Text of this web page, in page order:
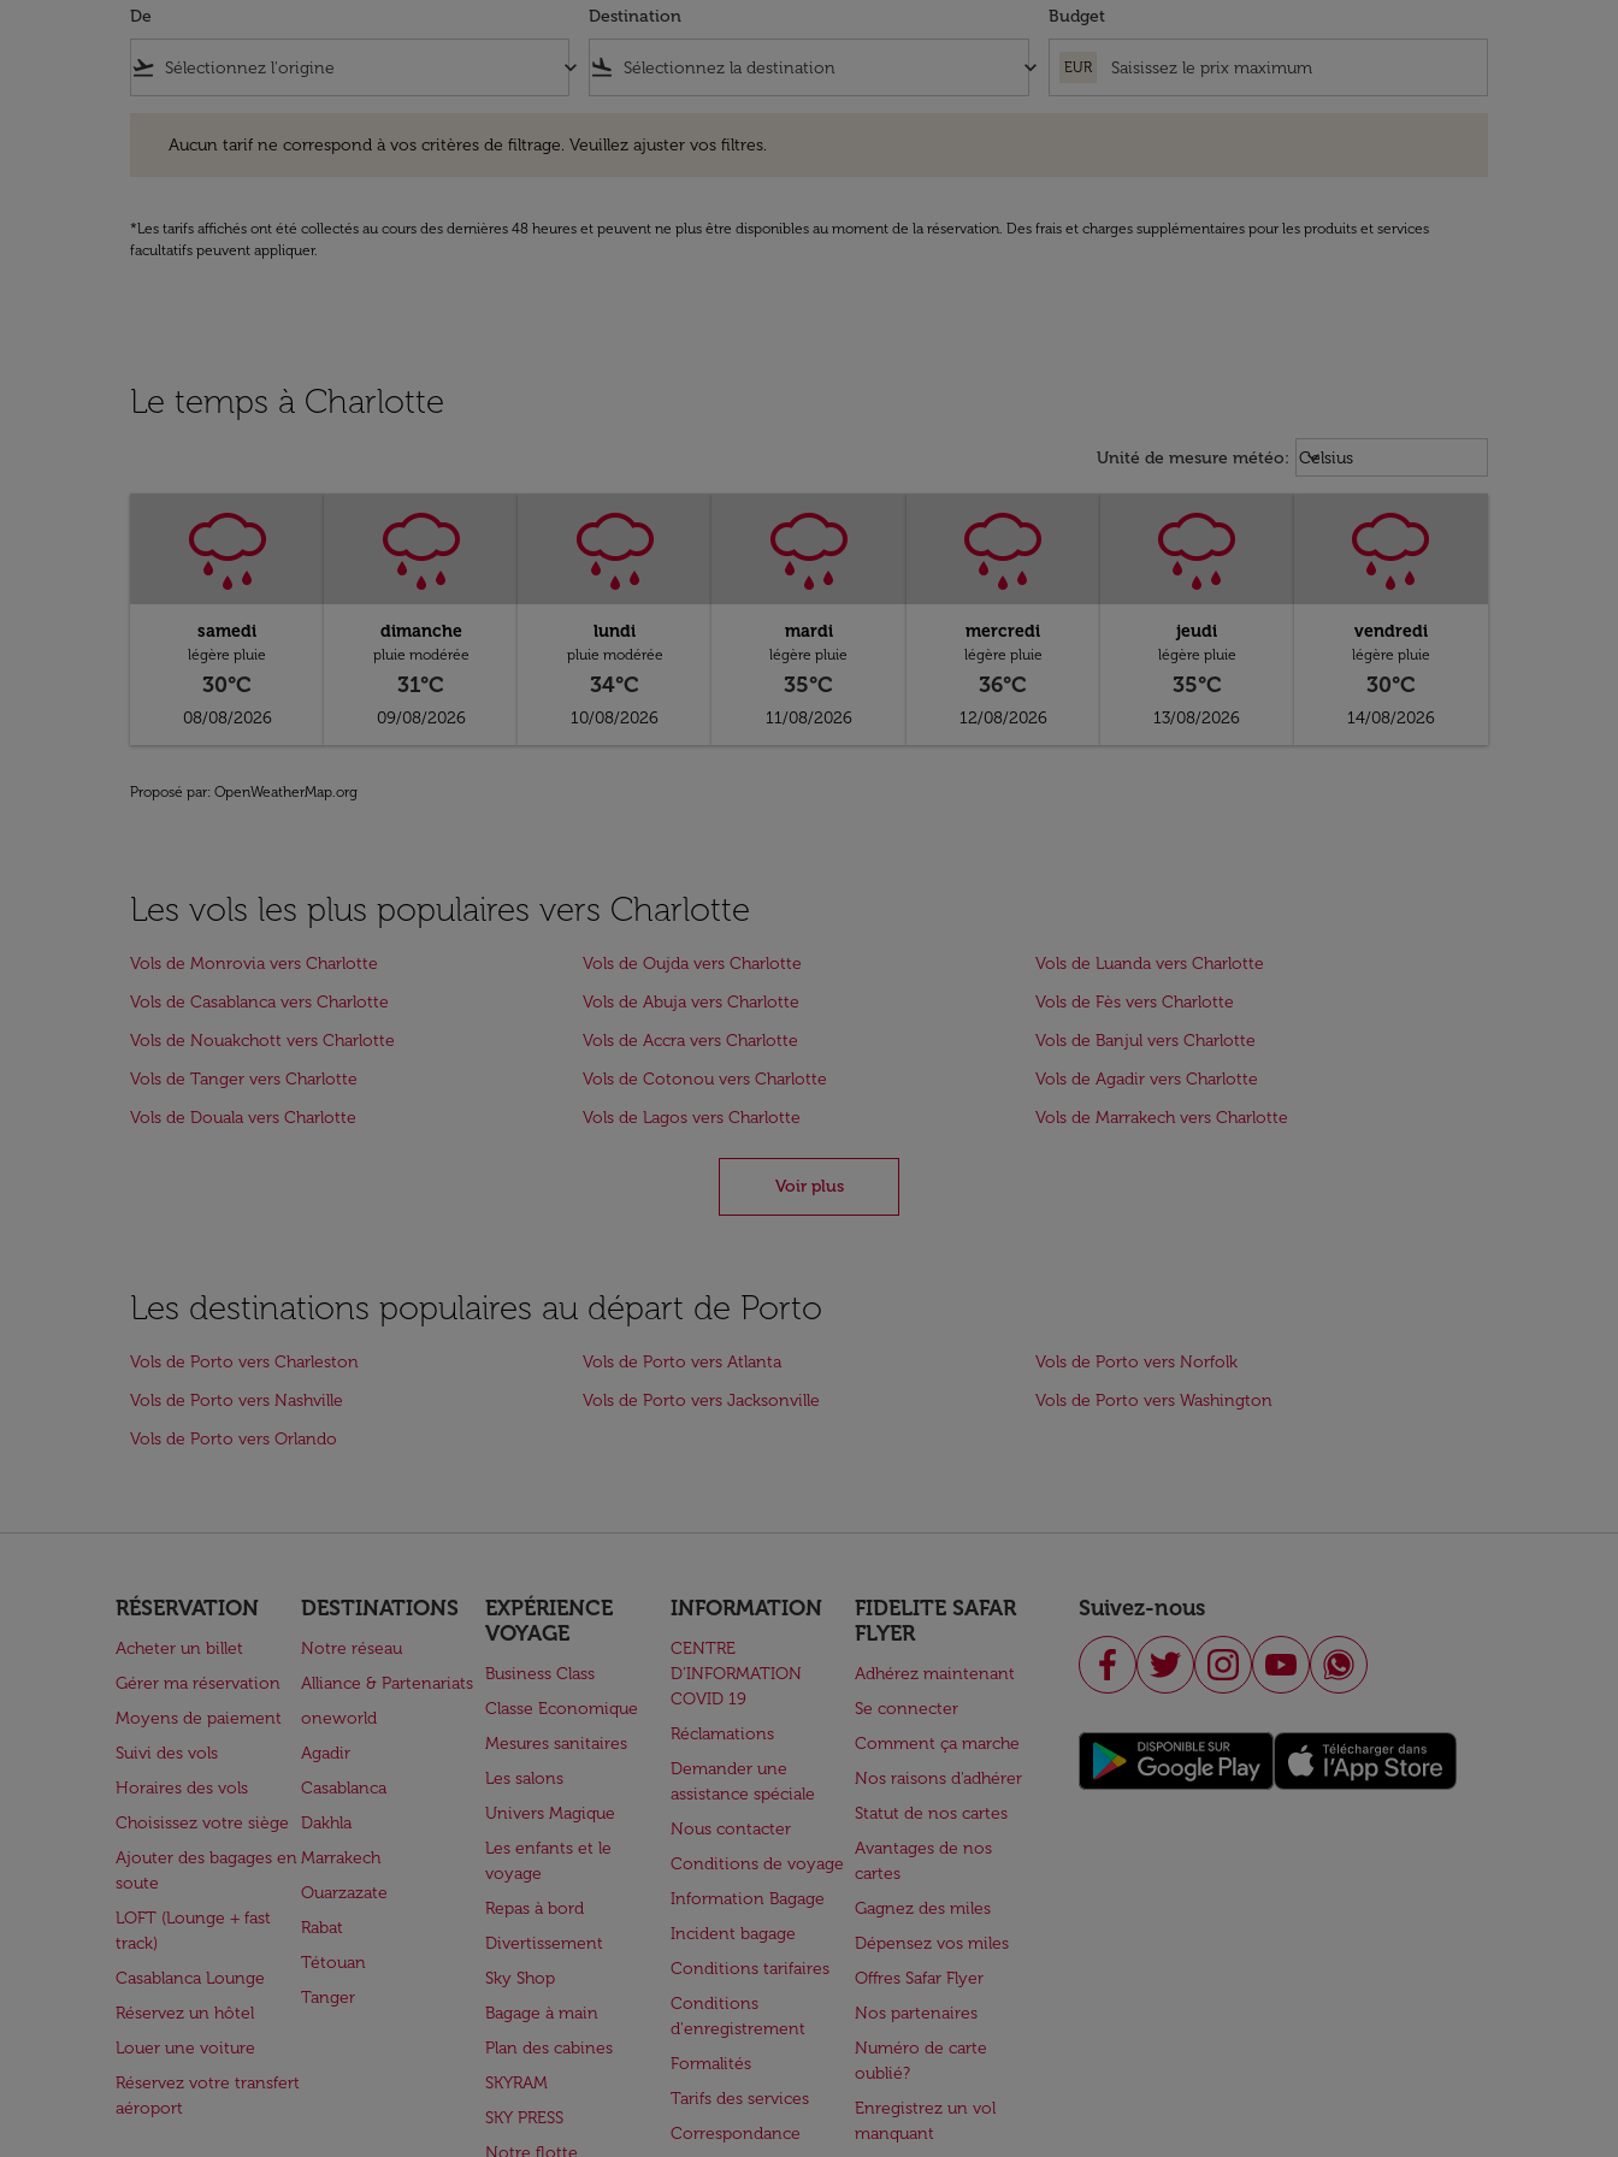
De
flight_takeoff keyboard_arrow_down
Destination
flight_land keyboard_arrow_down
Budget
EUR
Aucun tarif ne correspond à vos critères de filtrage. Veuillez ajuster vos filtres.
*Les tarifs affichés ont été collectés au cours des dernières 48 heures et peuvent ne plus être disponibles au moment de la réservation. Des frais et charges supplémentaires pour les produits et services
facultatifs peuvent appliquer.
Le temps à Charlotte
Unité de mesure météo: Weather unit option Celsius
Celsius
keyboard_arrow_down
samedi
légère pluie
30°C
08/08/2026
dimanche
pluie modérée
31°C
09/08/2026
lundi
pluie modérée
34°C
10/08/2026
mardi
légère pluie
35°C
11/08/2026
mercredi
légère pluie
36°C
12/08/2026
jeudi
légère pluie
35°C
13/08/2026
vendredi
légère pluie
30°C
14/08/2026
Proposé par: OpenWeatherMap.org
Les vols les plus populaires vers Charlotte
Vols de Monrovia vers Charlotte Vols de Oujda vers Charlotte
Vols de Luanda vers Charlotte
Vols de Casablanca vers Charlotte
Vols de Abuja vers Charlotte
Vols de Fès vers Charlotte
Vols de Nouakchott vers Charlotte
Vols de Accra vers Charlotte
Vols de Banjul vers Charlotte
Vols de Tanger vers Charlotte
Vols de Cotonou vers Charlotte
Vols de Agadir vers Charlotte
Vols de Douala vers Charlotte
Vols de Lagos vers Charlotte Vols de Marrakech vers Charlotte
Voir plus
Les destinations populaires au départ de Porto
Vols de Porto vers Charleston Vols de Porto vers Atlanta
Vols de Porto vers Norfolk
Vols de Porto vers Nashville
Vols de Porto vers Jacksonville
Vols de Porto vers Washington
Vols de Porto vers Orlando
RÉSERVATION
Acheter un billet
Gérer ma réservation
Moyens de paiement
Suivi des vols
Horaires des vols
Choisissez votre siège
Ajouter des bagages en
soute
LOFT (Lounge + fast
track)
Casablanca Lounge
Réservez un hôtel
Louer une voiture
Réservez votre transfert
aéroport
DESTINATIONS
Notre réseau
Alliance & Partenariats
oneworld
Agadir
Casablanca
Dakhla
Marrakech
Ouarzazate
Rabat
Tétouan
Tanger
EXPÉRIENCE
VOYAGE
Business Class
Classe Economique
Mesures sanitaires
Les salons
Univers Magique
Les enfants et le
voyage
Repas à bord
Divertissement
Sky Shop
Bagage à main
Plan des cabines
SKYRAM
SKY PRESS
Notre flotte
INFORMATION
CENTRE
D’INFORMATION
COVID 19
Réclamations
Demander une
assistance spéciale
Nous contacter
Conditions de voyage
Information Bagage
Incident bagage
Conditions tarifaires
Conditions
d'enregistrement
Formalités
Tarifs des services
Correspondance
FIDELITE SAFAR
FLYER
Adhérez maintenant
Se connecter
Comment ça marche
Nos raisons d'adhérer
Statut de nos cartes
Avantages de nos
cartes
Gagnez des miles
Dépensez vos miles
Offres Safar Flyer
Nos partenaires
Numéro de carte
oublié?
Enregistrez un vol
manquant
Suivez-nous